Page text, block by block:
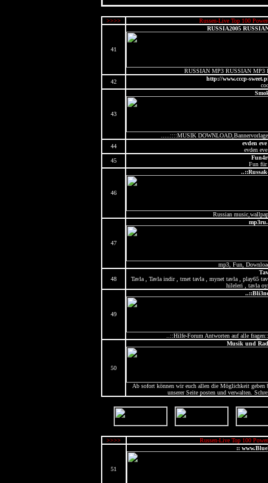
>>>> Russen-Live Top 100
41
RUSSIA2005
RUSSIAN MP3 RUSSIAN MP3
42
http://www.cccp-
43
.....::::MUSIK
44
evden
evden
45
Fun für
46
Russian
47
mp3, Fun,
48
Tavla , Tavla indir , trnet tavla , mynet tavla , play65
hileleri , tavla
49
..::Hilfe-Forum Antworten auf alle
50
Musik und
Ab sofort können wir euch allen die Möglichkeit geben
unserer Seite posten und verwalten.
>>>> Russen-Live Top 100
51
::